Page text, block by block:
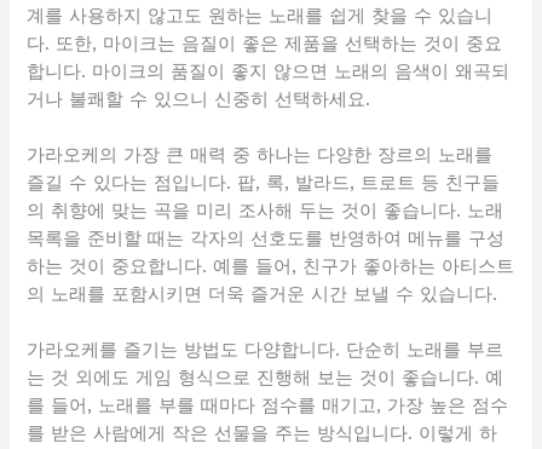
계를 사용하지 않고도 원하는 노래를 쉽게 찾을 수 있습니
다. 또한, 마이크는 음질이 좋은 제품을 선택하는 것이 중요
합니다. 마이크의 품질이 좋지 않으면 노래의 음색이 왜곡되
거나 불쾌할 수 있으니 신중히 선택하세요.
가라오케의 가장 큰 매력 중 하나는 다양한 장르의 노래를
즐길 수 있다는 점입니다. 팝, 록, 발라드, 트로트 등 친구들
의 취향에 맞는 곡을 미리 조사해 두는 것이 좋습니다. 노래
목록을 준비할 때는 각자의 선호도를 반영하여 메뉴를 구성
하는 것이 중요합니다. 예를 들어, 친구가 좋아하는 아티스트
의 노래를 포함시키면 더욱 즐거운 시간 보낼 수 있습니다.
가라오케를 즐기는 방법도 다양합니다. 단순히 노래를 부르
는 것 외에도 게임 형식으로 진행해 보는 것이 좋습니다. 예
를 들어, 노래를 부를 때마다 점수를 매기고, 가장 높은 점수
를 받은 사람에게 작은 선물을 주는 방식입니다. 이렇게 하